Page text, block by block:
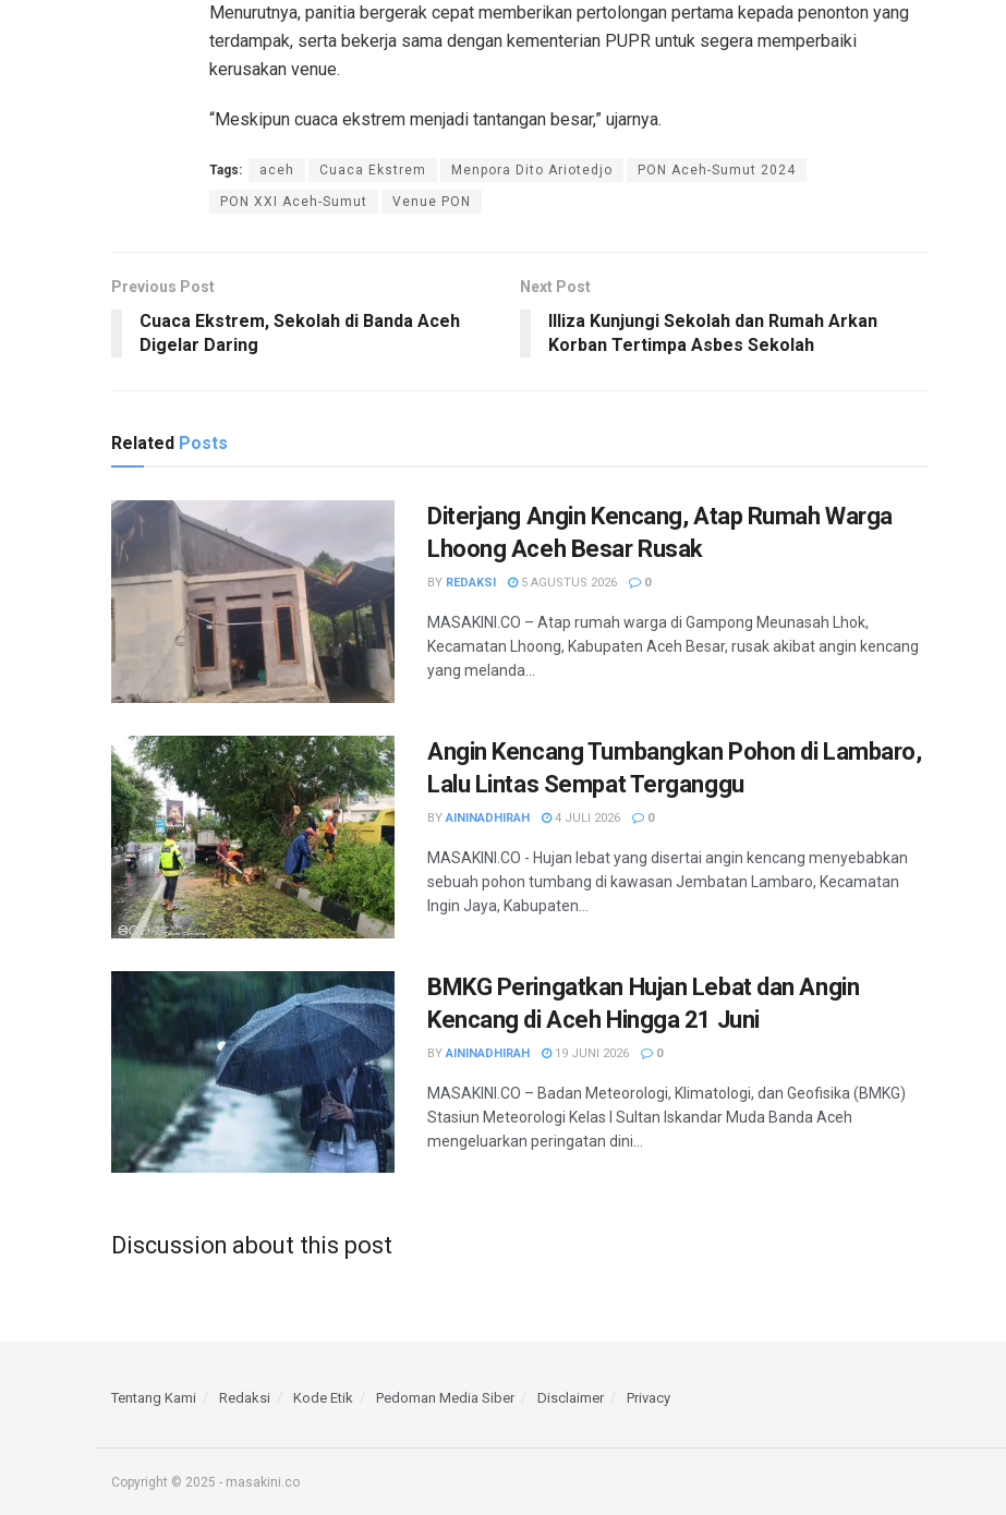
Menurutnya, panitia bergerak cepat memberikan pertolongan pertama kepada penonton yang
terdampak, serta bekerja sama dengan kementerian PUPR untuk segera memperbaiki
kerusakan venue.
“Meskipun cuaca ekstrem menjadi tantangan besar,” ujarnya.
Tags: aceh Cuaca Ekstrem Menpora Dito Ariotedjo PON Aceh-Sumut 2024
PON XXI Aceh-Sumut Venue PON
Previous Post
Cuaca Ekstrem, Sekolah di Banda Aceh
Digelar Daring
Next Post
Illiza Kunjungi Sekolah dan Rumah Arkan
Korban Tertimpa Asbes Sekolah
Related Posts
Diterjang Angin Kencang, Atap Rumah Warga
Lhoong Aceh Besar Rusak
BY REDAKSI 5 AGUSTUS 2026 0
MASAKINI.CO – Atap rumah warga di Gampong Meunasah Lhok,
Kecamatan Lhoong, Kabupaten Aceh Besar, rusak akibat angin kencang
yang melanda...
Angin Kencang Tumbangkan Pohon di Lambaro,
Lalu Lintas Sempat Terganggu
BY AININADHIRAH 4 JULI 2026 0
MASAKINI.CO - Hujan lebat yang disertai angin kencang menyebabkan
sebuah pohon tumbang di kawasan Jembatan Lambaro, Kecamatan
Ingin Jaya, Kabupaten...
BMKG Peringatkan Hujan Lebat dan Angin
Kencang di Aceh Hingga 21 Juni
BY AININADHIRAH 19 JUNI 2026 0
MASAKINI.CO – Badan Meteorologi, Klimatologi, dan Geofisika (BMKG)
Stasiun Meteorologi Kelas I Sultan Iskandar Muda Banda Aceh
mengeluarkan peringatan dini...
Discussion about this post
Tentang Kami Redaksi Kode Etik Pedoman Media Siber Disclaimer Privacy
Copyright © 2025 - masakini.co